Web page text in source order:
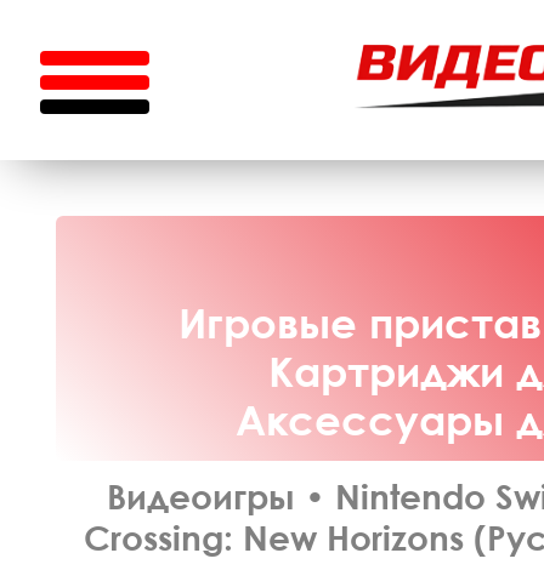
Игровые
Картриджи
Аксессуары
Видеоигры • Nintendo
Crossing: New Horizons